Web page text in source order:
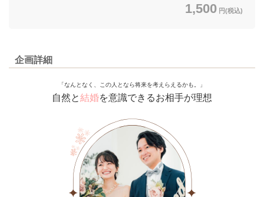
1,500 円(税込)
企画詳細
「なんとなく、この人となら将来を考えらえるかも。」
自然と結婚を意識できるお相手が理想